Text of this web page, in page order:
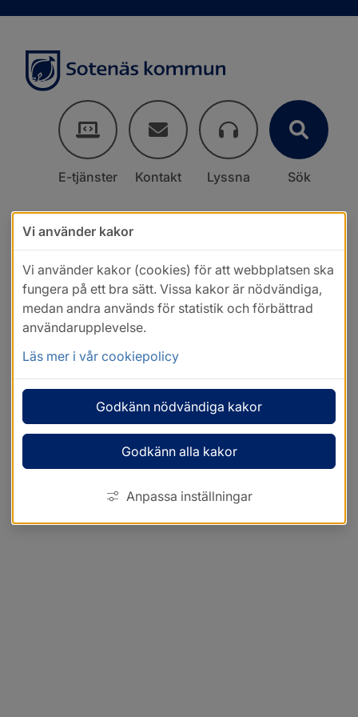
E-tjänster Kontakt Lyssna Sök
Vi använder kakor
Vi använder kakor (cookies) för att webbplatsen ska
fungera på ett bra sätt. Vissa kakor är nödvändiga,
medan andra används för statistik och förbättrad
användarupplevelse.
Läs mer i vår cookiepolicy
Godkänn nödvändiga kakor
Godkänn alla kakor
Anpassa inställningar